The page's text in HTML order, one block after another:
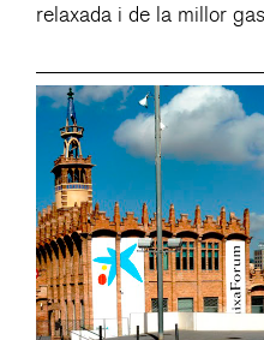
relaxada i de la millor